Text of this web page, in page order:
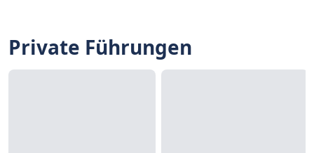
Private Führungen